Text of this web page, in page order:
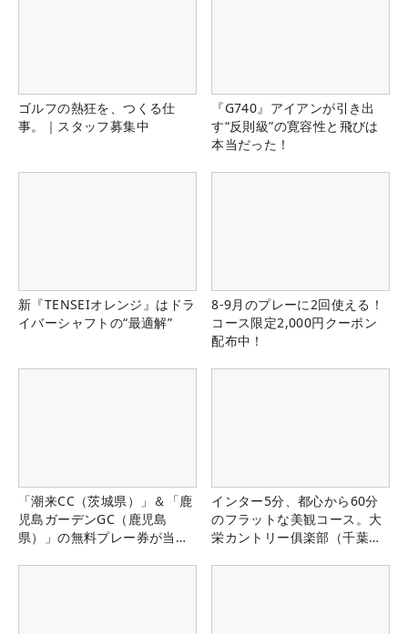
ゴルフの熱狂を、つくる仕
事。｜スタッフ募集中
『G740』アイアンが引き出
す“反則級”の寛容性と飛びは
本当だった！
新『TENSEIオレンジ』はドラ
イバーシャフトの“最適解”
8-9月のプレーに2回使える！
コース限定2,000円クーポン
配布中！
「潮来CC（茨城県）」＆「鹿
児島ガーデンGC（鹿児島
県）」の無料プレー券が当た
インター5分、都心から60分
のフラットな美観コース。大
栄カントリー俱楽部（千葉